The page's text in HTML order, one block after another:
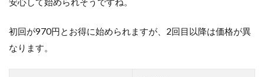
初回が970円とお得に始められますが、2回目以降は価格が異
なります。